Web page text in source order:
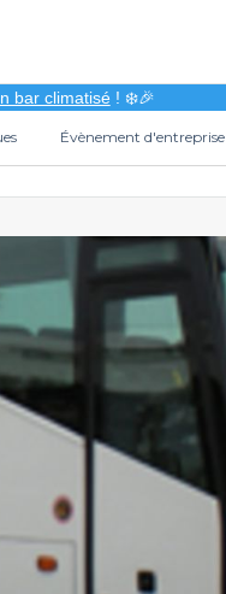
bar climatisé! ❄️🎉
Évènement d'entreprise